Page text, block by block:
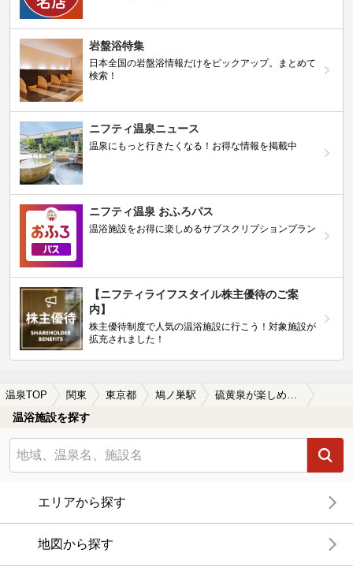
岩盤浴特集
日本全国の岩盤浴情報だけをピックアップ。まとめて
検索！
ニフティ温泉ニュース
温泉にもっと行きたくなる！お得な情報を掲載中
ニフティ温泉 おふろパス
温浴施設をお得に楽しめるサブスクリプションプラン
【ニフティライフスタイル株主優待のご案
内】
株主優待制度で人気の温浴施設に行こう！対象施設が
拡充されました！
温泉TOP 関東 東京都 鳩ノ巣駅 硫黄泉が楽しめる鳩ノ巣駅近くの温泉、日帰り温泉、スーパー銭湯おすすめ
温浴施設を探す
エリアから探す
地図から探す